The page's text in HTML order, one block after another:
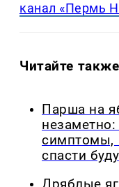
канал «Пермь
Читайте
Парша на
симптомы,
спасти